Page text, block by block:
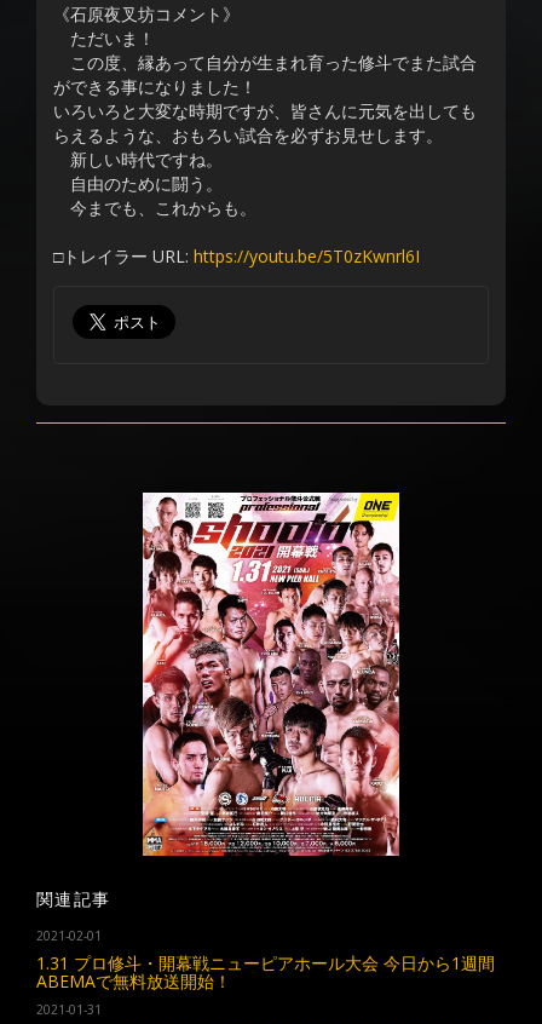
《石原夜叉坊コメント》
ただいま！
この度、縁あって自分が生まれ育った修斗でまた試合
ができる事になりました！
いろいろと大変な時期ですが、皆さんに元気を出しても
らえるような、おもろい試合を必ずお見せします。
新しい時代ですね。
自由のために闘う。
今までも、これからも。
□トレイラー URL: https://youtu.be/5T0zKwnrl6I
関連記事
2021-02-01
1.31 プロ修斗・開幕戦ニューピアホール大会 今日から1週間
ABEMAで無料放送開始！
2021-01-31